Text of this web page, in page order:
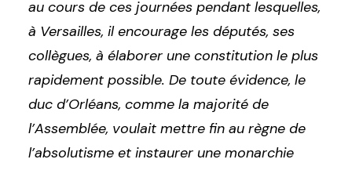
au cours de ces journées pendant lesquelles,
à Versailles, il encourage les députés, ses
collègues, à élaborer une constitution le plus
rapidement possible. De toute évidence, le
duc d’Orléans, comme la majorité de
l’Assemblée, voulait mettre fin au règne de
l’absolutisme et instaurer une monarchie